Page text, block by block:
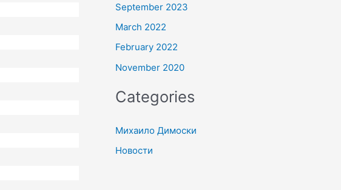
September 2023
March 2022
February 2022
November 2020
Categories
Михаило Димоски
Новости